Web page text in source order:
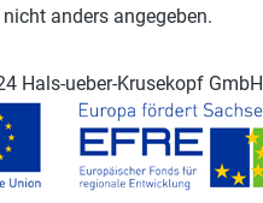
nicht anders angegeben.
Hals-ueber-Krusekopf GmbH